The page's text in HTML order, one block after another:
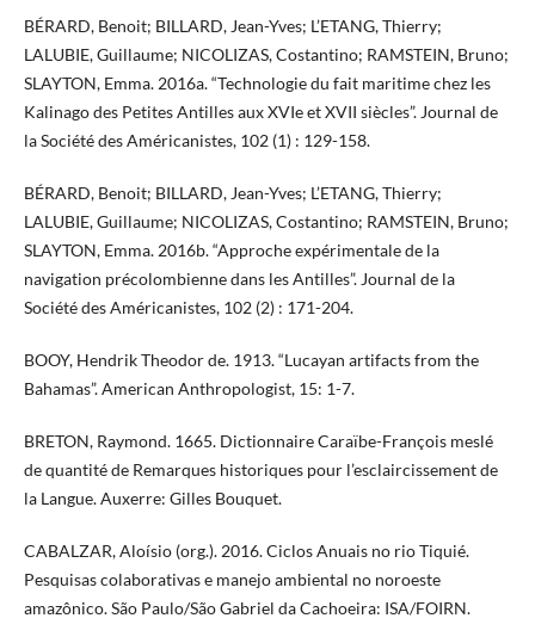
BÉRARD, Benoit; BILLARD, Jean-Yves; L’ETANG, Thierry;
LALUBIE, Guillaume; NICOLIZAS, Costantino; RAMSTEIN, Bruno;
SLAYTON, Emma. 2016a. “Technologie du fait maritime chez les
Kalinago des Petites Antilles aux XVIe et XVII siècles”. Journal de
la Société des Américanistes, 102 (1) : 129-158.
BÉRARD, Benoit; BILLARD, Jean-Yves; L’ETANG, Thierry;
LALUBIE, Guillaume; NICOLIZAS, Costantino; RAMSTEIN, Bruno;
SLAYTON, Emma. 2016b. “Approche expérimentale de la
navigation précolombienne dans les Antilles”. Journal de la
Société des Américanistes, 102 (2) : 171-204.
BOOY, Hendrik Theodor de. 1913. “Lucayan artifacts from the
Bahamas”. American Anthropologist, 15: 1-7.
BRETON, Raymond. 1665. Dictionnaire Caraïbe-François meslé
de quantité de Remarques historiques pour l’esclaircissement de
la Langue. Auxerre: Gilles Bouquet.
CABALZAR, Aloísio (org.). 2016. Ciclos Anuais no rio Tiquié.
Pesquisas colaborativas e manejo ambiental no noroeste
amazônico. São Paulo/São Gabriel da Cachoeira: ISA/FOIRN.